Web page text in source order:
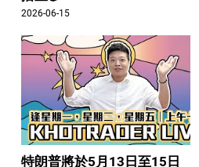
2026-06-15
特朗普將於5月13日至15日